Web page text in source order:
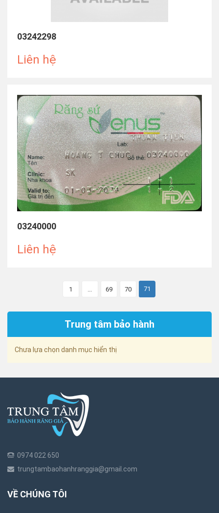
03242298
Liên hệ
03240000
Liên hệ
1 69 70 71
Trung tâm bảo hành
Chưa lựa chọn danh mục hiển thị
0974 022 650
trungtambaohanhranggia@gmail.com
VỀ CHÚNG TÔI